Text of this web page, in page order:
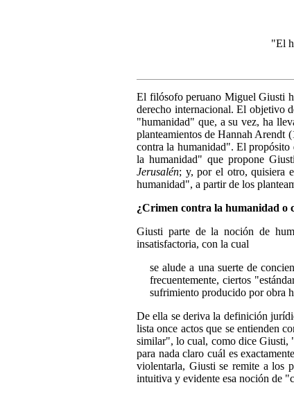
"El
El filósofo peruano Miguel Giusti
derecho internacional. El objetivo
"humanidad" que, a su vez, ha
planteamientos de Hannah Arendt
contra la humanidad". El propósito
la humanidad" que propone
Jerusalén; y, por el otro, quisiera
humanidad", a partir de los
¿Crimen contra la humanidad o
Giusti parte de la noción de
insatisfactoria, con la cual
se alude a una suerte de
frecuentemente, ciertos
sufrimiento producido por obra
De ella se deriva la definición
lista once actos que se entienden
similar", lo cual, como dice Giusti,
para nada claro cuál es
violentarla, Giusti se remite a los
intuitiva y evidente esa noción de